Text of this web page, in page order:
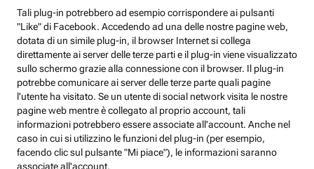
Tali plug-in potrebbero ad esempio corrispondere ai pulsanti
"Like" di Facebook. Accedendo ad una delle nostre pagine web,
dotata di un simile plug-in, il browser Internet si collega
direttamente ai server delle terze parti e il plug-in viene visualizzato
sullo schermo grazie alla connessione con il browser. Il plug-in
potrebbe comunicare ai server delle terze parte quali pagine
l'utente ha visitato. Se un utente di social network visita le nostre
pagine web mentre è collegato al proprio account, tali
informazioni potrebbero essere associate all'account. Anche nel
caso in cui si utilizzino le funzioni del plug-in (per esempio,
facendo clic sul pulsante "Mi piace"), le informazioni saranno
associate all'account.